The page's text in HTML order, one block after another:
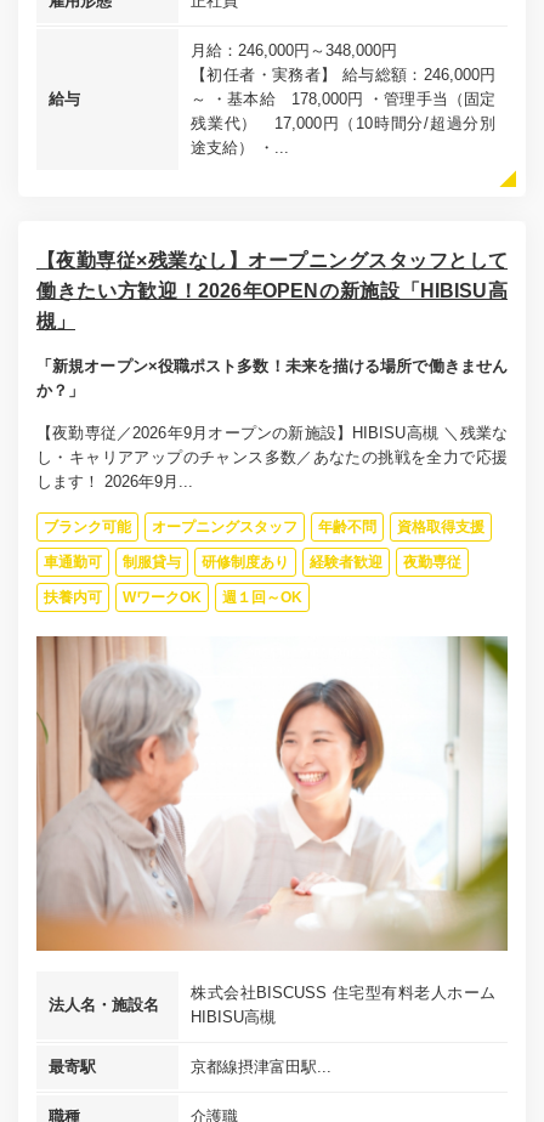
給与
月給：246,000円～348,000円
【初任者・実務者】 給与総額：246,000円
～ ・基本給 178,000円 ・管理手当（固定
残業代） 17,000円（10時間分/超過分別
途支給） ・...
【夜勤専従×残業なし】オープニングスタッフとして
働きたい方歓迎！2026年OPENの新施設「HIBISU高
槻」
「新規オープン×役職ポスト多数！未来を描ける場所で働きません
か？」
【夜勤専従／2026年9月オープンの新施設】HIBISU高槻 ＼残業な
し・キャリアアップのチャンス多数／あなたの挑戦を全力で応援
します！ 2026年9月...
ブランク可能 オープニングスタッフ 年齢不問 資格取得支援
車通勤可 制服貸与 研修制度あり 経験者歓迎 夜勤専従
扶養内可 WワークOK 週１回～OK
法人名・施設名
株式会社BISCUSS 住宅型有料老人ホーム
HIBISU高槻
最寄駅 京都線摂津富田駅...
職種 介護職